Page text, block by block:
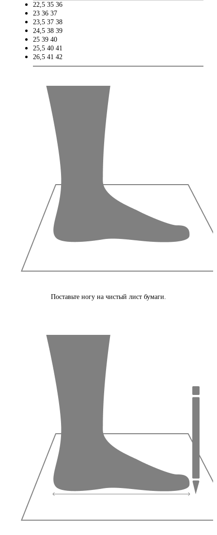
22,5 35 36
23 36 37
23,5 37 38
24,5 38 39
25 39 40
25,5 40 41
26,5 41 42
Поставьте ногу на чистый лист бумаги.